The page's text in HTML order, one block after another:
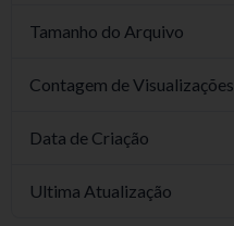
Tamanho do Arquivo
Contagem de Visualizações
Data de Criação
Ultima Atualização